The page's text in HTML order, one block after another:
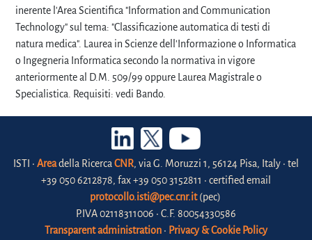
inerente l'Area Scientifica "Information and Communication
Technology" sul tema: "Classificazione automatica di testi di
natura medica". Laurea in Scienze dell'Informazione o Informatica
o Ingegneria Informatica secondo la normativa in vigore
anteriormente al D.M. 509/99 oppure Laurea Magistrale o
Specialistica. Requisiti: vedi Bando.
ISTI • Areadella Ricerca CNR, via G. Moruzzi 1, 56124 Pisa, Italy • tel
+39 050 6212878, fax +39 050 3152811 • certified email
protocollo.isti@pec.cnr.it(pec)
P.IVA 02118311006 • C.F. 80054330586
Transparent administration • Privacy & Cookie Policy